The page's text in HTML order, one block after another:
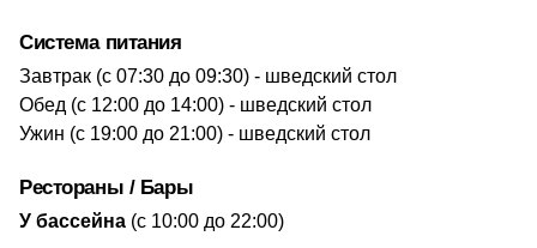
Система питания
​Завтрак (с 07:30 до 09:30) - шведский стол
Обед (с 12:00 до 14:00) - шведский стол
Ужин (с 19:00 до 21:00) - шведский стол
Рестораны / Бары
У бассейна (с 10:00 до 22:00)